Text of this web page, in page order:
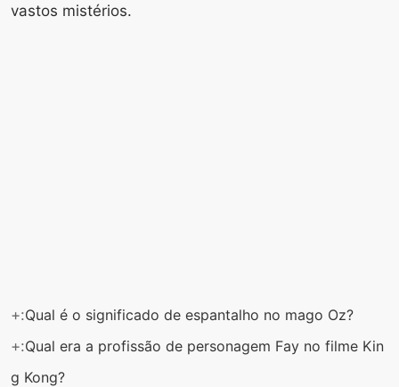
vastos mistérios.
+:Qual é o significado de espantalho no mago Oz?
+:Qual era a profissão de personagem Fay no filme Kin
g Kong?